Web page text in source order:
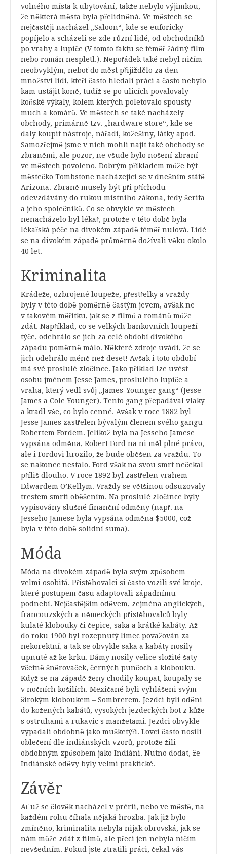
volného místa k ubytování, takže nebylo výjimkou,
že některá města byla přelidněná. Ve městech se
nejčastěji nacházel „Saloon“, kde se euforicky
popíjelo a scházeli se zde různí lidé, od obchodníků
po vrahy a lupiče (V tomto faktu se téměř žádný film
nebo román nespletl.). Nepořádek také nebyl ničím
neobvyklým, neboť do měst přijíždělo za den
množství lidí, kteří často hledali práci a často nebylo
kam ustájit koně, tudíž se po ulicích povalovaly
koňské výkaly, kolem kterých poletovalo spousty
much a komárů. Ve městech se také nacházely
obchody, primárně tzv. „hardware store“, kde se
daly koupit nástroje, nářadí, kožešiny, látky apod.
Samozřejmě jsme v nich mohli najít také obchody se
zbraněmi, ale pozor, ne všude bylo nošení zbraní
ve městech povoleno. Dobrým příkladem může být
městečko Tombstone nacházející se v dnešním státě
Arizona. Zbraně musely být při příchodu
odevzdávány do rukou místního zákona, tedy šerifa
a jeho společníků. Co se obvykle ve městech
nenacházelo byl lékař, protože v této době byla
lékařská péče na divokém západě téměř nulová. Lidé
se na divokém západě průměrně dožívali věku okolo
40 let.
Kriminalita
Krádeže, ozbrojené loupeže, přestřelky a vraždy
byly v této době poměrně častým jevem, avšak ne
v takovém měřítku, jak se z filmů a románů může
zdát. Například, co se velkých bankovních loupeží
týče, odehrálo se jich za celé období divokého
západu poměrně málo. Některé zdroje uvádí, že se
jich odehrálo méně než deset! Avšak i toto období
má své proslulé zločince. Jako příklad lze uvést
osobu jménem Jesse James, proslulého lupiče a
vraha, který vedl svůj „James-Younger gang“ (Jesse
James a Cole Younger). Tento gang přepadával vlaky
a kradl vše, co bylo cenné. Avšak v roce 1882 byl
Jesse James zastřelen bývalým členem svého gangu
Robertem Fordem. Jelikož byla na Jesseho Jamese
vypsána odměna, Robert Ford na ni měl plné právo,
ale i Fordovi hrozilo, že bude oběšen za vraždu. To
se nakonec nestalo. Ford však na svou smrt nečekal
příliš dlouho. V roce 1892 byl zastřelen vrahem
Edwardem O’Kellym. Vraždy se většinou odsuzovaly
trestem smrti oběšením. Na proslulé zločince byly
vypisovány slušné finanční odměny (např. na
Jesseho Jamese byla vypsána odměna $5000, což
byla v této době solidní suma).
Móda
Móda na divokém západě byla svým způsobem
velmi osobitá. Přistěhovalci si často vozili své kroje,
které postupem času adaptovali západnímu
podnebí. Nejčastějším oděvem, zejména anglických,
francouzských a německých přistěhovalců byly
kulaté klobouky či čepice, saka a krátké kabáty. Až
do roku 1900 byl rozepnutý límec považován za
nekorektní, a tak se obvykle saka a kabáty nosily
upnuté až ke krku. Dámy nosily velice složité šaty
včetně šněrovaček, černých punčoch a klobouku.
Když se na západě ženy chodily koupat, koupaly se
v nočních košilích. Mexičané byli vyhlášeni svým
širokým kloboukem – Sombrerem. Jezdci byli oděni
do kožených kabátů, vysokých jezdeckých bot z kůže
s ostruhami a rukavic s manžetami. Jezdci obvykle
vypadali obdobně jako mušketýři. Lovci často nosili
oblečení dle indiánských vzorů, protože žili
obdobným způsobem jako Indiáni. Nutno dodat, že
Indiánské oděvy byly velmi praktické.
Závěr
Ať už se člověk nacházel v prérii, nebo ve městě, na
každém rohu číhala nějaká hrozba. Jak již bylo
zmíněno, kriminalita nebyla nijak obrovská, jak se
nám může zdát z filmů, ale přeci jen nebyla ničím
nevšedním. Pokud jste ztratili práci, čekal vás